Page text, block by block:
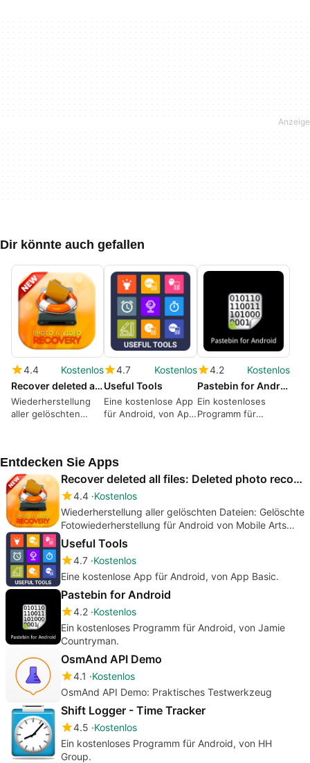
Dir könnte auch gefallen
4.4
Kostenlos
Recover deleted all files: Deleted photo recovery
Wiederherstellung
aller gelöschten
Mobile Arts Road
4.7
Kostenlos
Useful Tools
Eine kostenlose App
für Android, von App
4.2
Kostenlos
Pastebin for Android
Ein kostenloses
Programm für
Entdecken Sie Apps
Recover deleted all files: Deleted photo recovery
4.4 Kostenlos
Wiederherstellung aller gelöschten Dateien: Gelöschte
Fotowiederherstellung für Android von Mobile Arts
Road
Useful Tools
4.7 Kostenlos
Eine kostenlose App für Android, von App Basic.
Pastebin for Android
4.2 Kostenlos
Ein kostenloses Programm für Android, von Jamie
Countryman.
OsmAnd API Demo
4.1
Kostenlos
OsmAnd API Demo: Praktisches Testwerkzeug
Shift Logger - Time Tracker
4.5 Kostenlos
Ein kostenloses Programm für Android, von HH
Group.